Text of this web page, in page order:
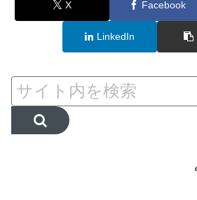
X Facebook
LinkedIn